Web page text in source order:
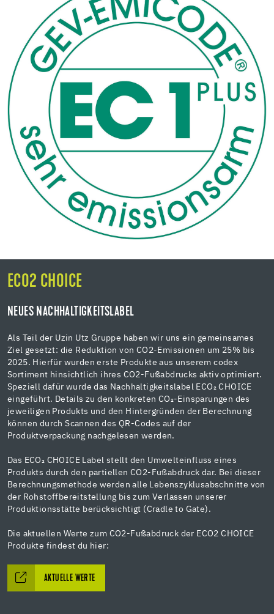
ECO2 CHOICE
NEUES NACHHALTIGKEITSLABEL
Als Teil der Uzin Utz Gruppe haben wir uns ein gemeinsames
Ziel gesetzt: die Reduktion von CO2-Emissionen um 25% bis
2025. Hierfür wurden erste Produkte aus unserem codex
Sortiment hinsichtlich ihres CO2-Fußabdrucks aktiv optimiert.
Speziell dafür wurde das Nachhaltigkeitslabel ECO₂ CHOICE
eingeführt. Details zu den konkreten CO₂-Einsparungen des
jeweiligen Produkts und den Hintergründen der Berechnung
können durch Scannen des QR-Codes auf der
Produktverpackung nachgelesen werden.
Das ECO₂ CHOICE Label stellt den Umwelteinfluss eines
Produkts durch den partiellen CO2-Fußabdruck dar. Bei dieser
Berechnungsmethode werden alle Lebenszyklusabschnitte von
der Rohstoffbereitstellung bis zum Verlassen unserer
Produktionsstätte berücksichtigt (Cradle to Gate).
Die aktuellen Werte zum CO2-Fußabdruck der ECO2 CHOICE
Produkte findest du hier:
AKTUELLE WERTE